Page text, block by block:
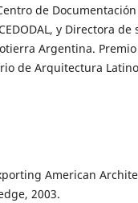
de
y Directora
Argentina.
de Arquitectura
American
2003.